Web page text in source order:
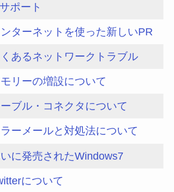
ポート
ターネットを使った新しいPR
あるネットワークトラブル
リーの増設について
ブル・コネクタについて
ーメールと対処法について
に発売されたWindows7
について